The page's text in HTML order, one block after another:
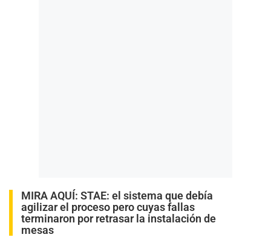
MIRA AQUÍ: STAE: el sistema que debía
agilizar el proceso pero cuyas fallas
terminaron por retrasar la instalación de
mesas